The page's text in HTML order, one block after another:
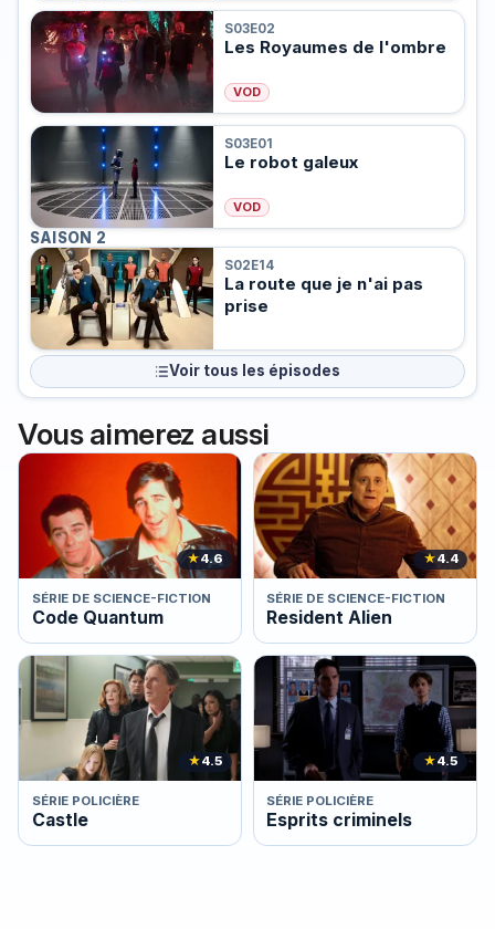
S03E02
Les Royaumes de l'ombre
VOD
S03E01
Le robot galeux
VOD
SAISON 2
S02E14
La route que je n'ai pas
prise
Voir tous les épisodes
Vous aimerez aussi
★4.6
SÉRIE DE SCIENCE-FICTION
Code Quantum
★4.4
SÉRIE DE SCIENCE-FICTION
Resident Alien
★4.5
SÉRIE POLICIÈRE
Castle
★4.5
SÉRIE POLICIÈRE
Esprits criminels